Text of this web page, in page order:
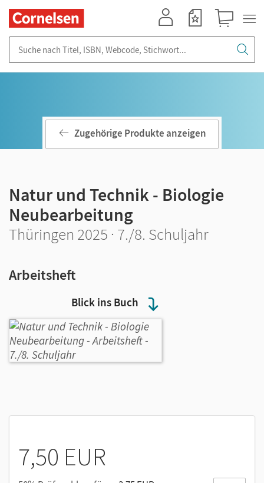
Blick ins Buch
Zugehörige Produkte anzeigen
Natur und Technik - Biologie
Neubearbeitung
Thüringen 2025 · 7./8. Schuljahr
Arbeitsheft
7,50 EUR